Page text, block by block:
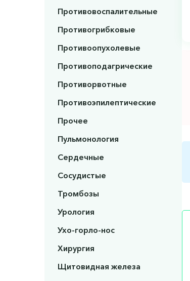
Противовоспалительные
Противогрибковые
Противоопухолевые
Противоподагрические
Противорвотные
Противоэпилептические
Прочее
Пульмонология
Сердечные
Сосудистые
Тромбозы
Урология
Ухо-горло-нос
Хирургия
Щитовидная железа